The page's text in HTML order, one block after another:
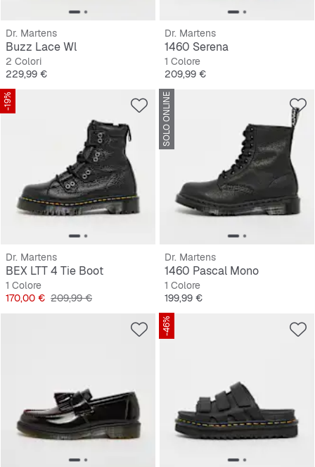
Dr. Martens
Buzz Lace Wl
2 Colori
Prezzo
229,99 €
Dr. Martens
1460 Serena
1 Colore
Prezzo
209,99 €
-19%
Dr. Martens
BEX LTT 4 Tie Boot
1 Colore
Prezzo
170,00 € Prezzo originale
209,99 €
SOLO ONLINE
Dr. Martens
1460 Pascal Mono
1 Colore
Prezzo
199,99 €
-46%